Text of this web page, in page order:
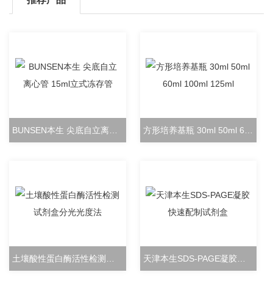
天津本生SDS-PAGE凝胶快速配制试剂盒